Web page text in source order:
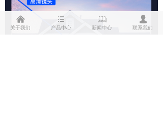
낀
关于我们
뀑
产品中心
ꁡ
新闻中心
넙
联系我们